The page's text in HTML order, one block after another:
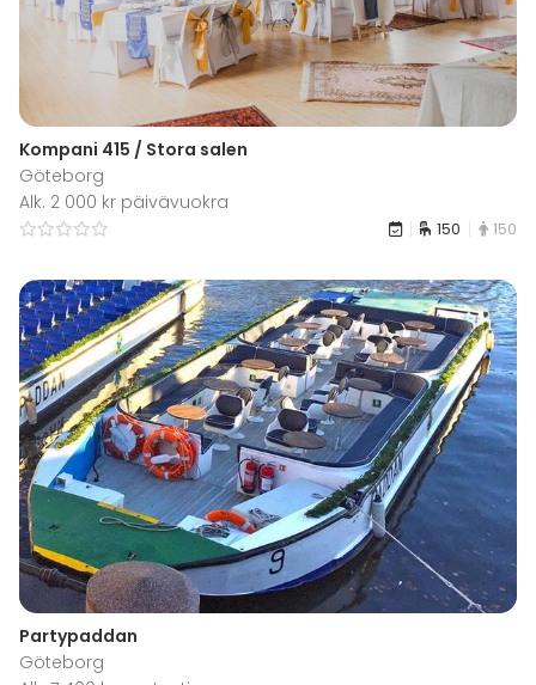
Kompani 415 / Stora salen
Göteborg
Alk. 2 000 kr päivävuokra
150 150
Partypaddan
Göteborg